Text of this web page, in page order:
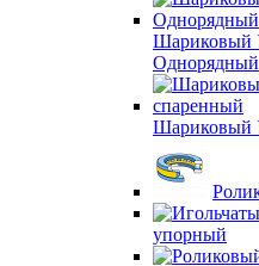
Шариковый
Однорядный
Шариковый
упорный